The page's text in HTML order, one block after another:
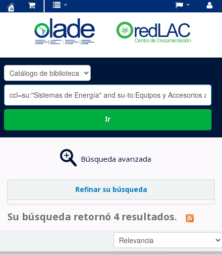
OLADE
-
Ir
Búsqueda avanzada
Refinar su búsqueda
Su búsqueda retornó 4 resultados.